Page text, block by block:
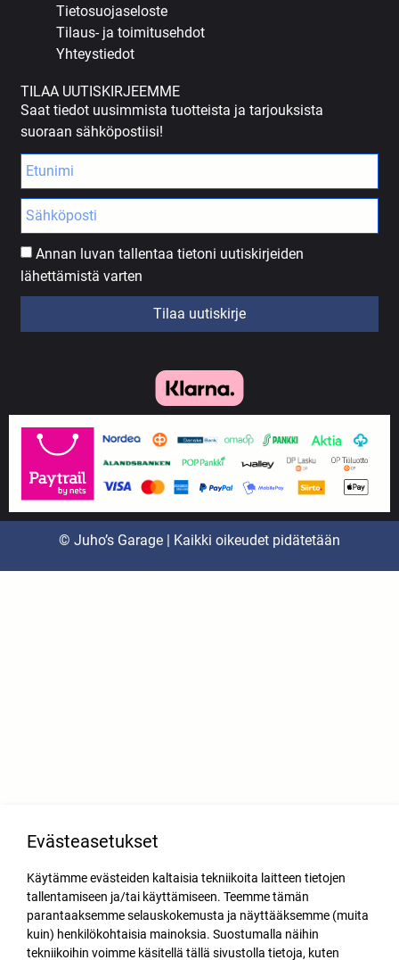
Tietosuojaseloste
Tilaus- ja toimitusehdot
Yhteystiedot
TILAA UUTISKIRJEEMME
Saat tiedot uusimmista tuotteista ja tarjouksista
suoraan sähköpostiisi!
Annan luvan tallentaa tietoni uutiskirjeiden
lähettämistä varten
Tilaa uutiskirje
© Juho’s Garage | Kaikki oikeudet pidätetään
Evästeasetukset
Käytämme evästeiden kaltaisia tekniikoita laitteen tietojen
tallentamiseen ja/tai käyttämiseen. Teemme tämän
parantaaksemme selauskokemusta ja näyttääksemme (muita
kuin) henkilökohtaisia mainoksia. Suostumalla näihin
tekniikoihin voimme käsitellä tällä sivustolla tietoja, kuten